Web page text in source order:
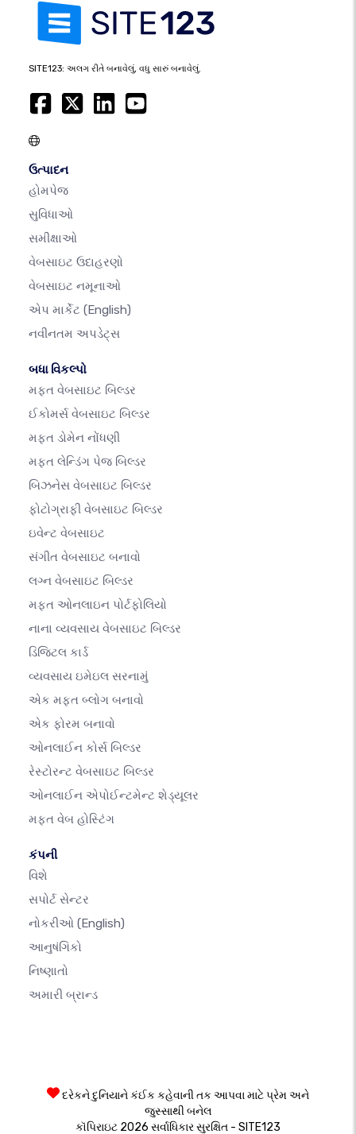
SITE123: અલગ રીતે બનાવેલું, વધુ સારું બનાવેલું.
ઉત્પાદન
હોમપેજ
સુવિધાઓ
સમીક્ષાઓ
વેબસાઇટ ઉદાહરણો
વેબસાઇટ નમૂનાઓ
એપ માર્કેટ (English)
નવીનતમ અપડેટ્સ
બધા વિકલ્પો
મફત વેબસાઇટ બિલ્ડર
ઈકોમર્સ વેબસાઇટ બિલ્ડર
મફત ડોમેન નોંધણી
મફત લેન્ડિંગ પેજ બિલ્ડર
બિઝનેસ વેબસાઇટ બિલ્ડર
ફોટોગ્રાફી વેબસાઇટ બિલ્ડર
ઇવેન્ટ વેબસાઇટ
સંગીત વેબસાઇટ બનાવો
લગ્ન વેબસાઇટ બિલ્ડર
મફત ઓનલાઇન પોર્ટફોલિયો
નાના વ્યવસાય વેબસાઇટ બિલ્ડર
ડિજિટલ કાર્ડ
વ્યવસાય ઇમેઇલ સરનામું
એક મફત બ્લોગ બનાવો
એક ફોરમ બનાવો
ઓનલાઈન કોર્સ બિલ્ડર
રેસ્ટોરન્ટ વેબસાઇટ બિલ્ડર
ઓનલાઈન એપોઈન્ટમેન્ટ શેડ્યૂલર
મફત વેબ હોસ્ટિંગ
કંપની
વિશે
સપોર્ટ સેન્ટર
નોકરીઓ (English)
આનુષંગિકો
નિષ્ણાતો
અમારી બ્રાન્ડ
દરેકને દુનિયાને કંઈક કહેવાની તક આપવા માટે પ્રેમ અને
જુસ્સાથી બનેલ
કૉપિરાઇટ 2026 સર્વાધિકાર સુરક્ષિત - SITE123